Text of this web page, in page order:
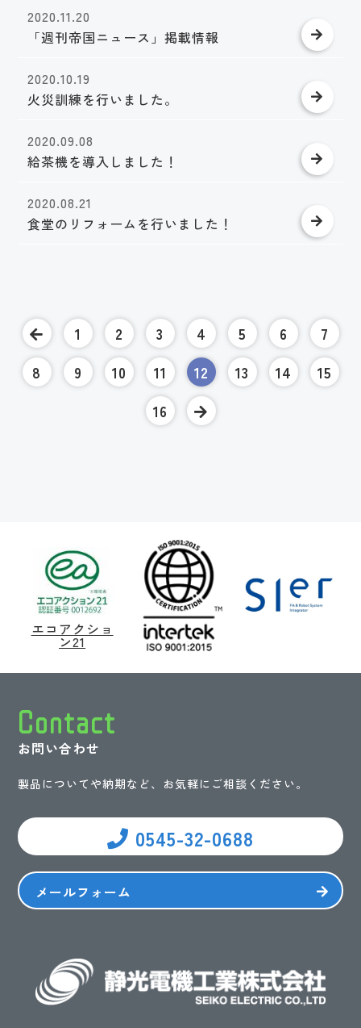
2020.11.20
「週刊帝国ニュース」掲載情報
2020.10.19
火災訓練を行いました。
2020.09.08
給茶機を導入しました！
2020.08.21
食堂のリフォームを行いました！
1 2 3 4 5 6
7
8
9 10 11 12 13 14
15
16
エコアクショ
ン21
Contact
お問い合わせ
製品についてや納期など、お気軽にご相談ください。
0545-32-0688
メールフォーム